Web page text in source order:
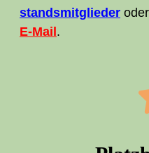
stands­mit­glie­der
E‑Mail .